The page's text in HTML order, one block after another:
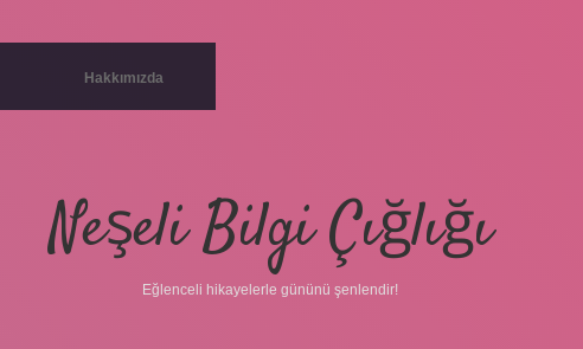
Hakkımızda
Neşeli Bilgi Çığlığı
Eğlenceli hikayelerle gününü şenlendir!